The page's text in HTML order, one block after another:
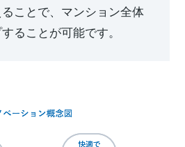
ことで、マンション全体
ることが可能です。